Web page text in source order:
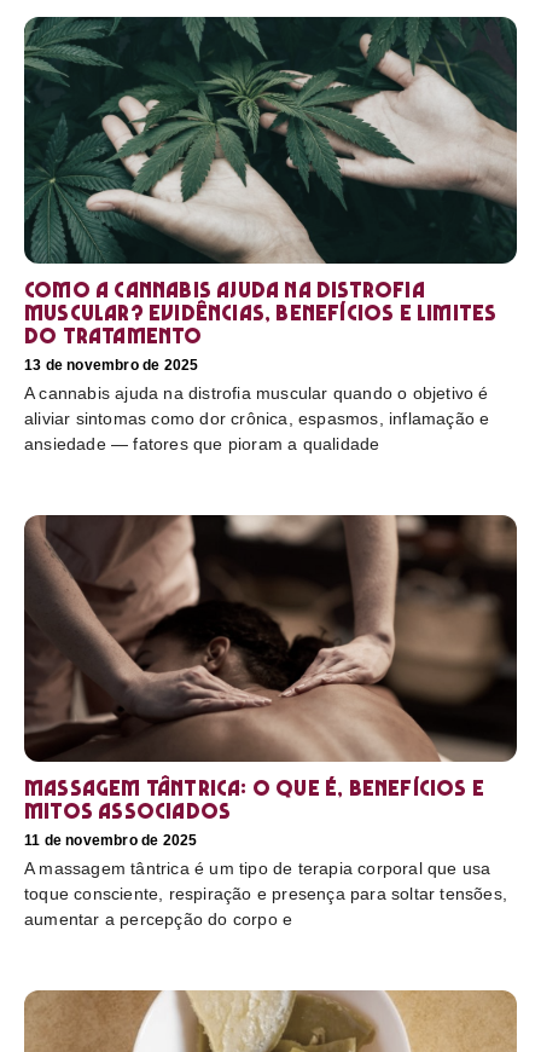
Como a cannabis ajuda na distrofia
muscular? Evidências, benefícios e limites
do tratamento
13 de novembro de 2025
A cannabis ajuda na distrofia muscular quando o objetivo é
aliviar sintomas como dor crônica, espasmos, inflamação e
ansiedade — fatores que pioram a qualidade
Massagem tântrica: o que é, benefícios e
mitos associados
11 de novembro de 2025
A massagem tântrica é um tipo de terapia corporal que usa
toque consciente, respiração e presença para soltar tensões,
aumentar a percepção do corpo e